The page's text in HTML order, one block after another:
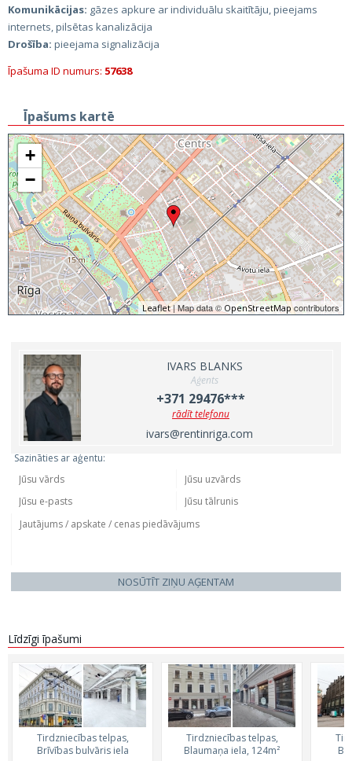
Komunikācijas: gāzes apkure ar individuālu skaitītāju, pieejams
internets, pilsētas kanalizācija
Drošība: pieejama signalizācija
Īpašuma ID numurs: 57638
Īpašums kartē
+
−
Leaflet| Map data © OpenStreetMapcontributors
IVARS BLANKS
Aģents
+371 29476***
rādīt telefonu
ivars@rentinriga.com
Sazināties ar aģentu:
NOSŪTĪT ZIŅU AĢENTAM
Līdzīgi īpašumi
Tirdzniecības telpas,
Brīvības bulvāris iela
Tirdzniecības telpas,
Blaumaņa iela, 124m²